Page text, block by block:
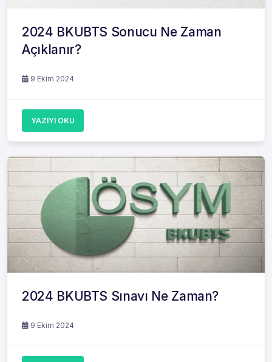
2024 BKUBTS Sonucu Ne Zaman
Açıklanır?
9 Ekim 2024
YAZIYI OKU
2024 BKUBTS Sınavı Ne Zaman?
9 Ekim 2024